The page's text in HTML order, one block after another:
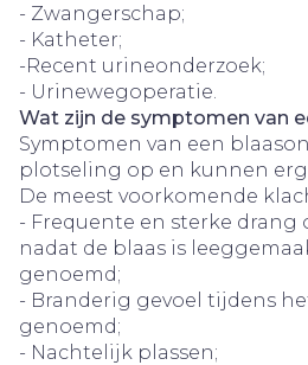
- Zwangerschap;
- Katheter;
-Recent urineonderzoek;
- Urinewegoperatie.
Wat zijn de symptomen van
Symptomen van een
plotseling op en kunnen
De meest voorkomende
- Frequente en sterke drang
nadat de blaas is
genoemd;
- Branderig gevoel tijdens
genoemd;
- Nachtelijk plassen;